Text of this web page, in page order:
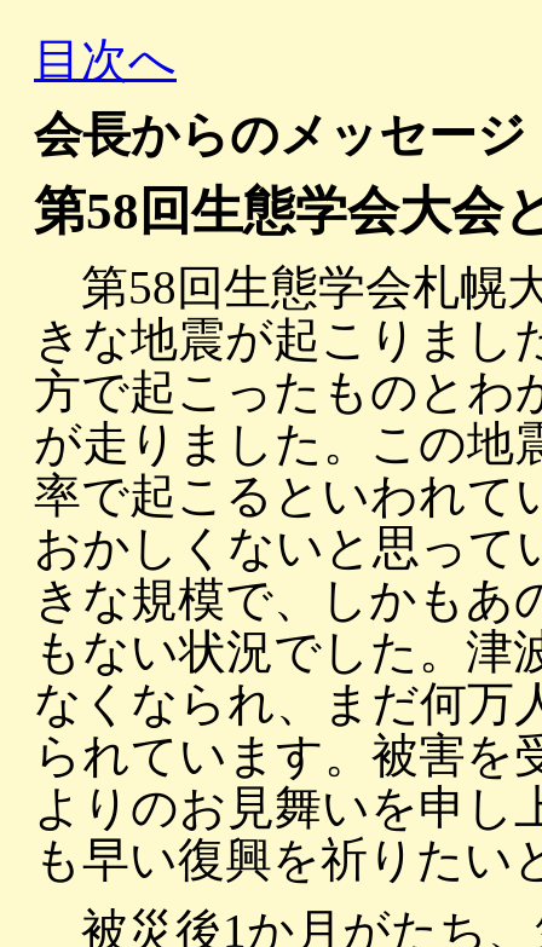
目次へ
会長からのメッセー
第58回生態学会大会
第58回生態学会札幌
きな地震が起こりまし
方で起こったものとわ
が走りました。この地
率で起こるといわれて
おかしくないと思って
きな規模で、しかもあ
もない状況でした。津
なくなられ、まだ何万
られています。被害を
よりのお見舞いを申し
も早い復興を祈りたい
被災後1か月がたち